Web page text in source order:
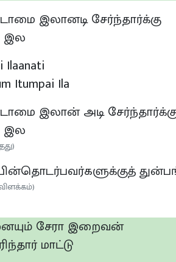
இலானடி சேர்ந்தார்க்கு
இல
Ilaanati
Itumpai Ila
இலான் அடி
இல
சேரா இறைவன்
மாட்டு